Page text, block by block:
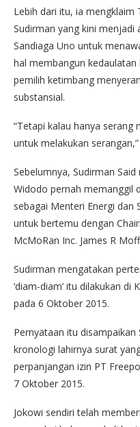
Lebih dari itu, ia mengklaim
Sudirman yang kini
Sandiaga Uno untuk
hal membangun
pemilih ketimbang
substansial.
“Tetapi kalau hanya serang
untuk melakukan
Sebelumnya, Sudirman
Widodo pernah memanggil
sebagai Menteri Energi dan
untuk bertemu dengan
McMoRan Inc. James R
Sudirman mengatakan
‘diam-diam’ itu dilakukan di
pada 6 Oktober 2015.
Pernyataan itu
kronologi lahirnya surat
perpanjangan izin PT
7 Oktober 2015.
Jokowi sendiri telah